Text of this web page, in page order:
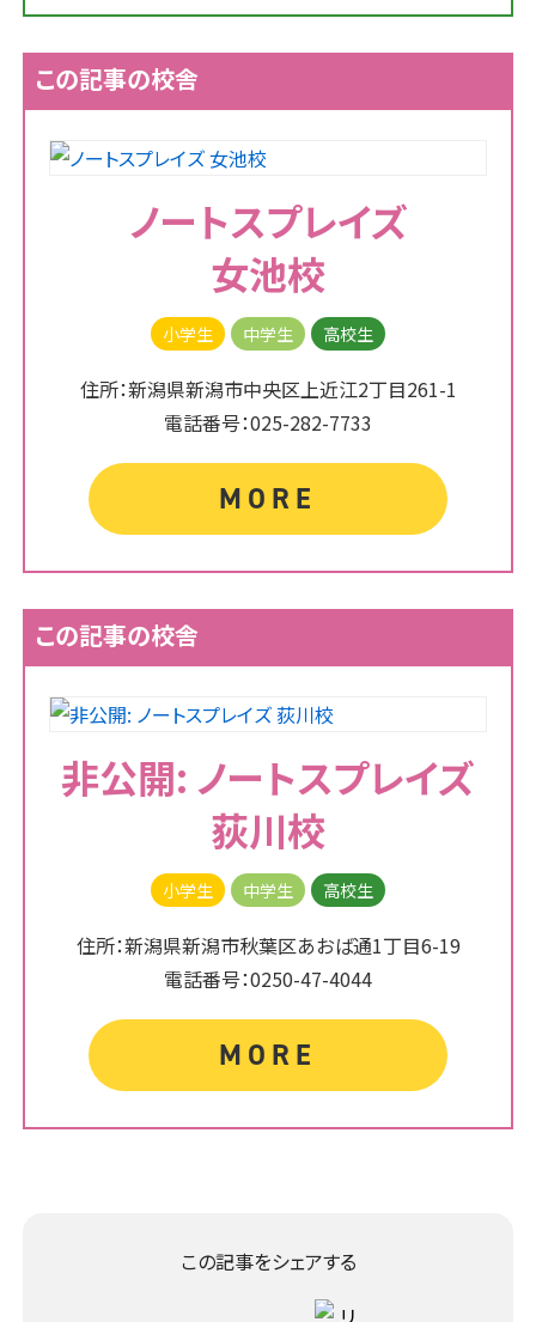
この記事の校舎
ノートスプレイズ
女池校
小学生 中学生 高校生
住所：新潟県新潟市中央区上近江2丁目261-1
電話番号：025-282-7733
MORE
この記事の校舎
非公開: ノートスプレイズ
荻川校
小学生 中学生 高校生
住所：新潟県新潟市秋葉区あおば通1丁目6-19
電話番号：0250-47-4044
MORE
この記事をシェアする